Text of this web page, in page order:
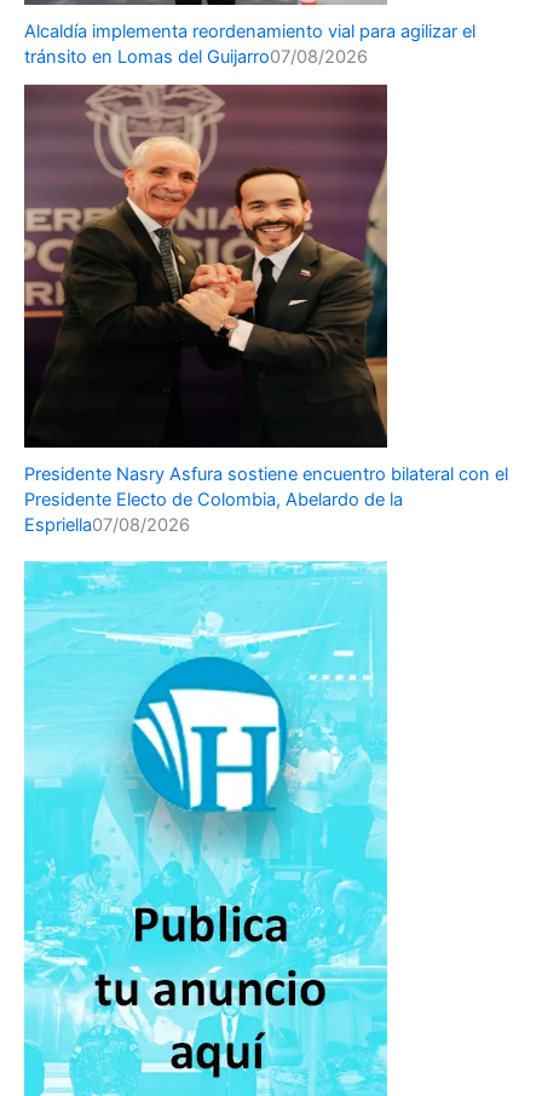
Alcaldía implementa reordenamiento vial para agilizar el
tránsito en Lomas del Guijarro07/08/2026
Presidente Nasry Asfura sostiene encuentro bilateral con el
Presidente Electo de Colombia, Abelardo de la
Espriella07/08/2026